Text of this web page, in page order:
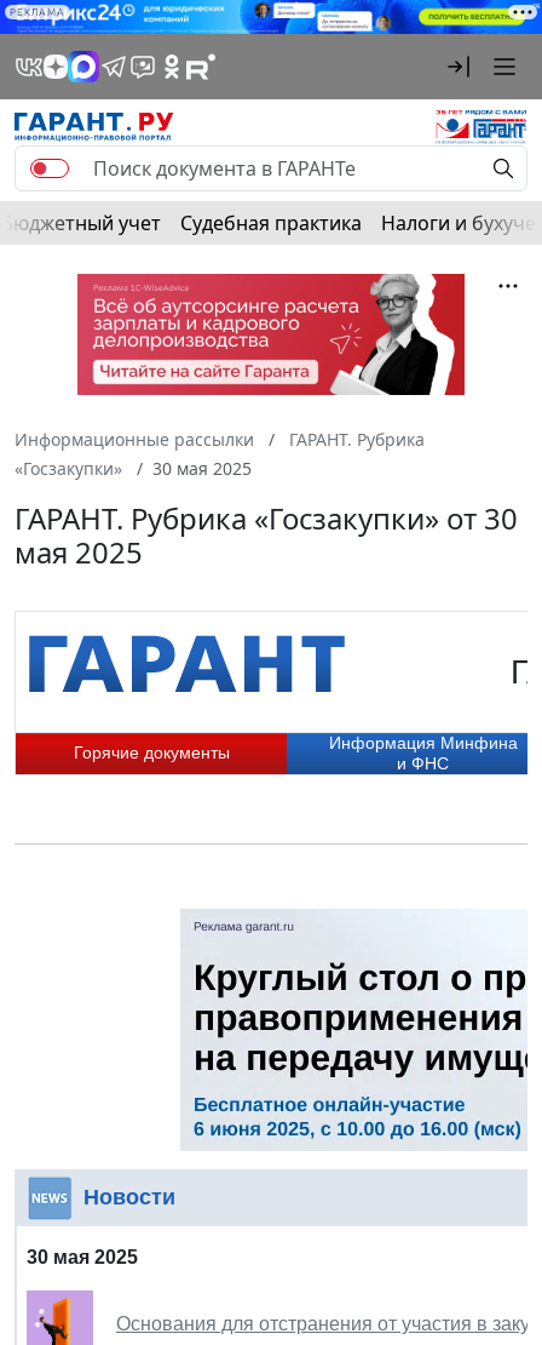
РЕКЛАМА
Бюджетный учет Судебная практика Налоги и
Информационные рассылки
ГАРАНТ. Рубрика
«Госзакупки»
30 мая 2025
ГАРАНТ. Рубрика «Госзакупки» от 30
мая 2025
Горячие документы
Информация Минфина
и ФНС
Новости
30 мая 2025
Основания для отстранения от участия в